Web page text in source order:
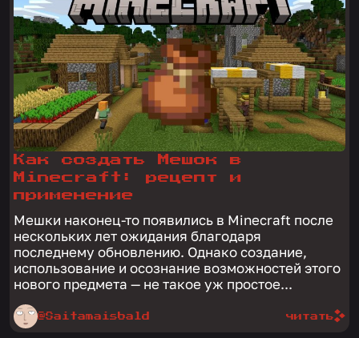
Как создать Мешок в
Minecraft: рецепт и
применение
Мешки наконец-то появились в Minecraft после
нескольких лет ожидания благодаря
последнему обновлению. Однако создание,
использование и осознание возможностей этого
нового предмета — не такое уж простое...
@Saitamaisbald читать